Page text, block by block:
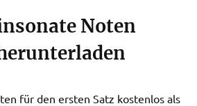
Noten
für den ersten Satz kostenlos als